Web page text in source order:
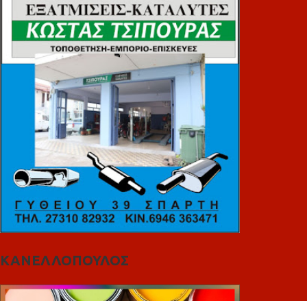
ΚΑΝΕΛΛΟΠΟΥΛΟΣ